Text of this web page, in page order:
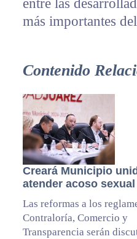
entre las
más importantes
Contenido
Creará Municipio
atender acoso sexual
Las reformas a los
Contraloría, Comercio y
Transparencia serán